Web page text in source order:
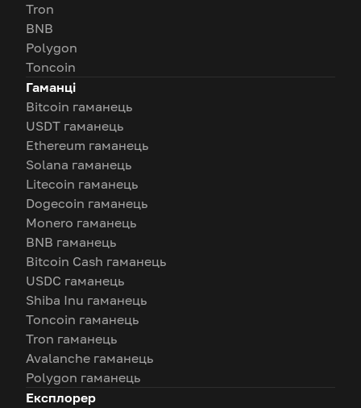
Tron
BNB
Polygon
Toncoin
Гаманці
Bitcoin гаманець
USDT гаманець
Ethereum гаманець
Solana гаманець
Litecoin гаманець
Dogecoin гаманець
Monero гаманець
BNB гаманець
Bitcoin Cash гаманець
USDC гаманець
Shiba Inu гаманець
Toncoin гаманець
Tron гаманець
Avalanche гаманець
Polygon гаманець
Експлорер